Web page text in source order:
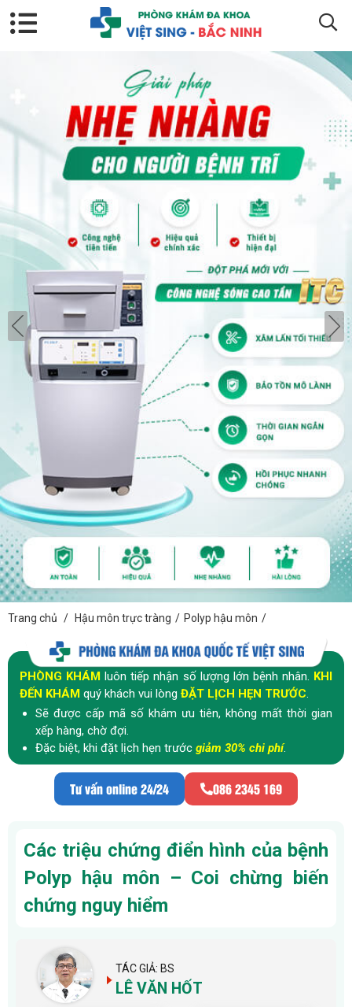
Trang chủ / Hậu môn trực tràng / Polyp hậu môn /
PHÒNG KHÁM luôn tiếp nhận số lượng lớn bệnh nhân. KHI
ĐẾN KHÁM quý khách vui lòng ĐẶT LỊCH HẸN TRƯỚC.
Sẽ được cấp mã số khám ưu tiên, không mất thời gian
xếp hàng, chờ đợi.
Đặc biệt, khi đặt lịch hẹn trước giảm 30% chi phí.
Tư vấn online 24/24 086 2345 169
Các triệu chứng điển hình của bệnh
Polyp hậu môn – Coi chừng biến
chứng nguy hiểm
TÁC GIẢ: BS
LÊ VĂN HỐT